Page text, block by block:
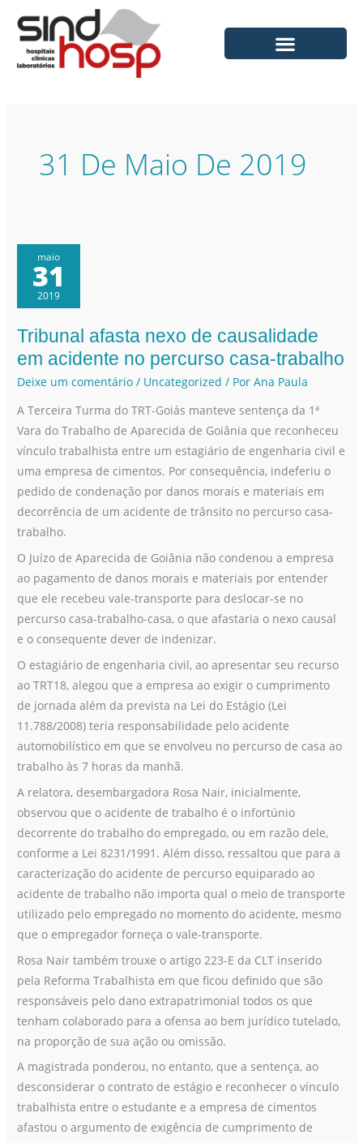
para
conteúdo
31 De Maio De 2019
maio
31
2019
Tribunal afasta nexo de causalidade
em acidente no percurso casa-trabalho
Deixe um comentário / Uncategorized / PorAna Paula
A Terceira Turma do TRT-Goiás manteve sentença da 1ª
Vara do Trabalho de Aparecida de Goiânia que reconheceu
vínculo trabalhista entre um estagiário de engenharia civil e
uma empresa de cimentos. Por consequência, indeferiu o
pedido de condenação por danos morais e materiais em
decorrência de um acidente de trânsito no percurso casa-
trabalho.
O Juízo de Aparecida de Goiânia não condenou a empresa
ao pagamento de danos morais e materiais por entender
que ele recebeu vale-transporte para deslocar-se no
percurso casa-trabalho-casa, o que afastaria o nexo causal
e o consequente dever de indenizar.
O estagiário de engenharia civil, ao apresentar seu recurso
ao TRT18, alegou que a empresa ao exigir o cumprimento
de jornada além da prevista na Lei do Estágio (Lei
11.788/2008) teria responsabilidade pelo acidente
automobilístico em que se envolveu no percurso de casa ao
trabalho às 7 horas da manhã.
A relatora, desembargadora Rosa Nair, inicialmente,
observou que o acidente de trabalho é o infortúnio
decorrente do trabalho do empregado, ou em razão dele,
conforme a Lei 8231/1991. Além disso, ressaltou que para a
caracterização do acidente de percurso equiparado ao
acidente de trabalho não importa qual o meio de transporte
utilizado pelo empregado no momento do acidente, mesmo
que o empregador forneça o vale-transporte.
Rosa Nair também trouxe o artigo 223-E da CLT inserido
pela Reforma Trabalhista em que ficou definido que são
responsáveis pelo dano extrapatrimonial todos os que
tenham colaborado para a ofensa ao bem jurídico tutelado,
na proporção de sua ação ou omissão.
A magistrada ponderou, no entanto, que a sentença, ao
desconsiderar o contrato de estágio e reconhecer o vínculo
trabalhista entre o estudante e a empresa de cimentos
afastou o argumento de exigência de cumprimento de
Tribunal
afasta
nexo
causalidade
em
acidente
no
percurso
casa-
trabalho